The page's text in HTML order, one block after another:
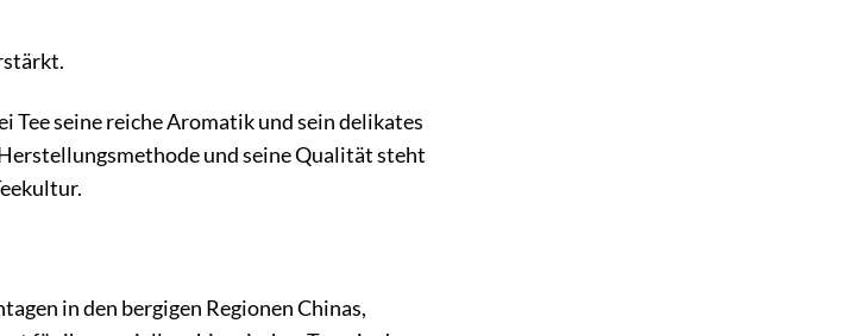
Tee seine reiche Aromatik und sein delikates
und seine Qualität steht
in den bergigen Regionen Chinas,